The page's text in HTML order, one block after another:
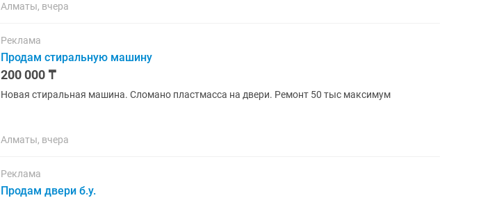
Алматы, вчера
Реклама
Продам стиральную машину
200 000 ₸
Новая стиральная машина. Сломано пластмасса на двери. Ремонт 50 тыс максимум
Алматы, вчера
Реклама
Продам двери б.у.